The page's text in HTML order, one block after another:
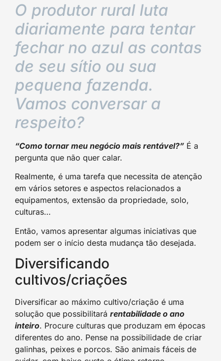
O produtor rural luta
diariamente para tentar
fechar no azul as contas
de seu sítio ou sua
pequena fazenda.
Vamos conversar a
respeito?
“Como tornar meu negócio mais rentável?” É a
pergunta que não quer calar.
Realmente, é uma tarefa que necessita de atenção
em vários setores e aspectos relacionados a
equipamentos, extensão da propriedade, solo,
culturas…
Então, vamos apresentar algumas iniciativas que
podem ser o início desta mudança tão desejada.
Diversificando
cultivos/criações
Diversificar ao máximo cultivo/criação é uma
solução que possibilitará rentabilidade o ano
inteiro. Procure culturas que produzam em épocas
diferentes do ano. Pense na possibilidade de criar
galinhas, peixes e porcos. São animais fáceis de